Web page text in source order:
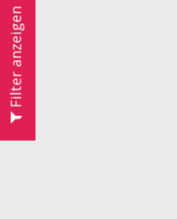
Filter anzeigen